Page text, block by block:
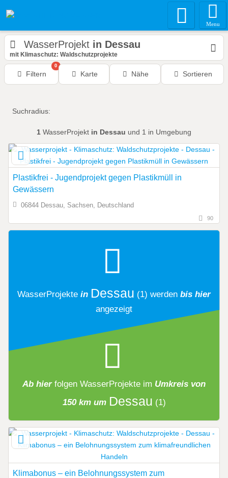
Menu
WasserProjekt in Dessau
mit Klimaschutz: Waldschutzprojekte
Filtern
0
Karte Nähe Sortieren
Suchradius:
1 WasserProjekt in Dessau und 1 in Umgebung
Plastikfrei - Jugendprojekt gegen Plastikmüll in
Gewässern
06844 Dessau, Sachsen, Deutschland
90
WasserProjekte in Dessau (1) werden bis hier
angezeigt
Ab hier folgen WasserProjekte im Umkreis von
150 km um Dessau (1)
Klimabonus – ein Belohnungssystem zum